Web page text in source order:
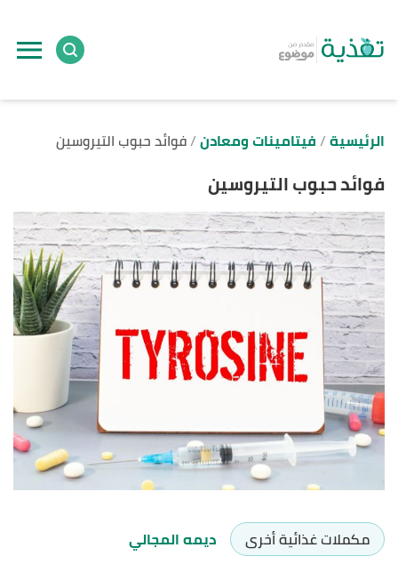
الرئيسية فيتامينات ومعادن فوائد حبوب التيروسين
فوائد حبوب التيروسين
مكملات غذائية أخرى
ديمه المجالي